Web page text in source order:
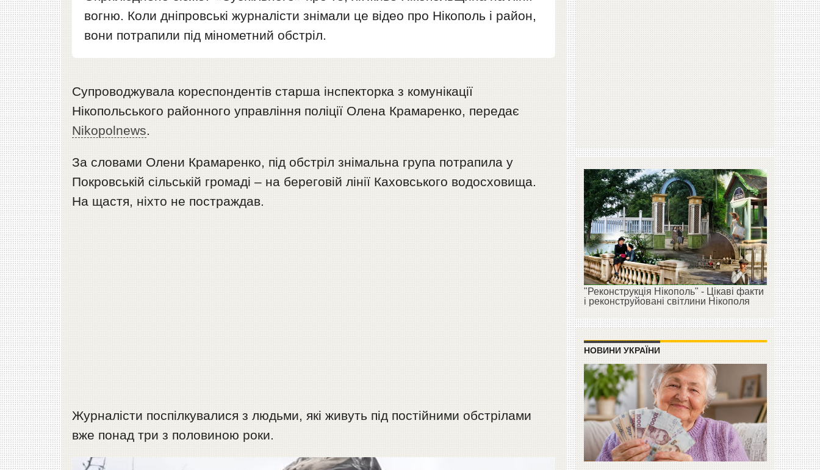
вогню. Коли дніпровські журналісти знімали це відео про Нікополь і район,
вони потрапили під мінометний обстріл.
Супроводжувала кореспондентів старша інспекторка з комунікації
Нікопольського районного управління поліції Олена Крамаренко, передає
Nikopolnews.
За словами Олени Крамаренко, під обстріл знімальна група потрапила у
Покровській сільській громаді – на береговій лінії Каховського водосховища.
На щастя, ніхто не постраждав.
Журналісти поспілкувалися з людьми, які живуть під постійними обстрілами
вже понад три з половиною роки.
"Реконструкція Нікополь" - Цікаві факти
і реконструйовані світлини Нікополя
НОВИНИ УКРАЇНИ